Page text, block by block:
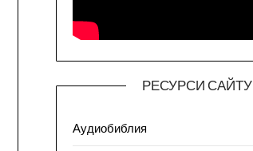
РЕСУРСИ САЙТУ
Аудиобиблия